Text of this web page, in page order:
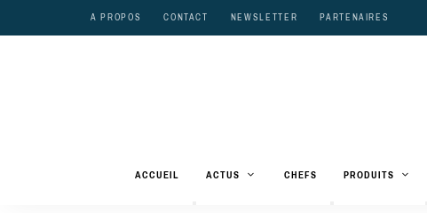
A PROPOS CONTACT NEWSLETTER PARTENAIRES
ACCUEIL ACTUS CHEFS PRODUITS